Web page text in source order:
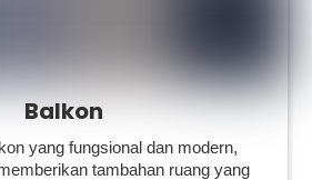
Balkon
yang fungsional dan modern,
tambahan ruang yang